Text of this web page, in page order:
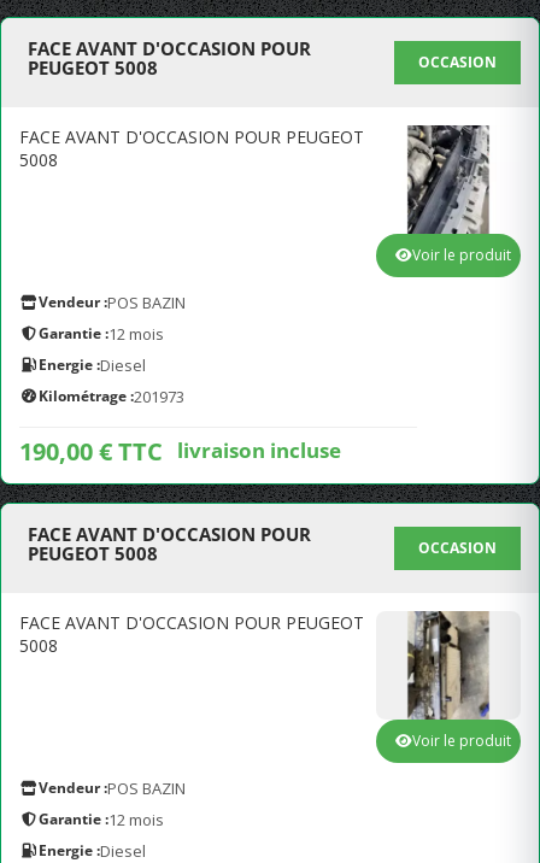
FACE AVANT D'OCCASION POUR
PEUGEOT 5008
OCCASION
FACE AVANT D'OCCASION POUR PEUGEOT
5008
Vendeur :POS BAZIN
Garantie :12 mois
Energie :Diesel
Kilométrage :201973
190,00 € TTC livraison incluse
Voir le produit
FACE AVANT D'OCCASION POUR
PEUGEOT 5008
OCCASION
FACE AVANT D'OCCASION POUR PEUGEOT
5008
Vendeur :POS BAZIN
Garantie :12 mois
Energie :Diesel
Voir le produit